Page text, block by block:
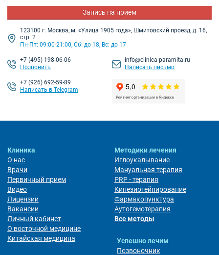
Запись на прием
123100 г. Москва, м. «Улица 1905 года», Шмитовский проезд, д. 16,
стр. 2
Пн-Пт: 09:00-21:00, Сб: до 18, Вс: до 17
+7 (495) 198-06-06
Позвонить
info@clinica-paramita.ru
Написать письмо
+7 (926) 692-59-89
Написать в Telegram
Клиника
О нас
Врачи
Первичный прием
Видео
Лицензии
Вакансии
Личный кабинет
О восточной медицине
Китайская медицина
Методики лечения
Иглоукалывание
Мануальная терапия
PRP - терапия
Кинезиотейпирование
Фармакопунктура
Аутогемотерапия
Все методы
Успешно лечим
Позвоночник